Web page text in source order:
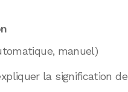
manuel)
la signification de